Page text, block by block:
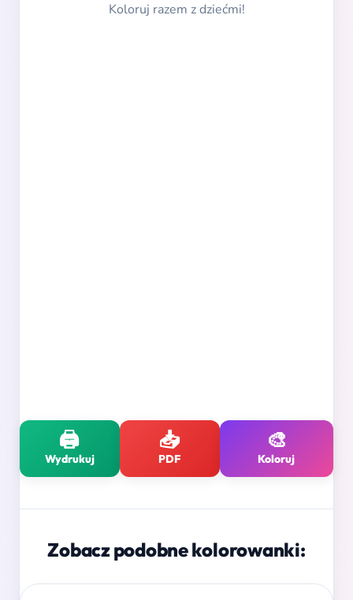
Koloruj razem z dziećmi!
🖨️
Wydrukuj
📥
PDF
🎨
Koloruj
Zobacz podobne kolorowanki: